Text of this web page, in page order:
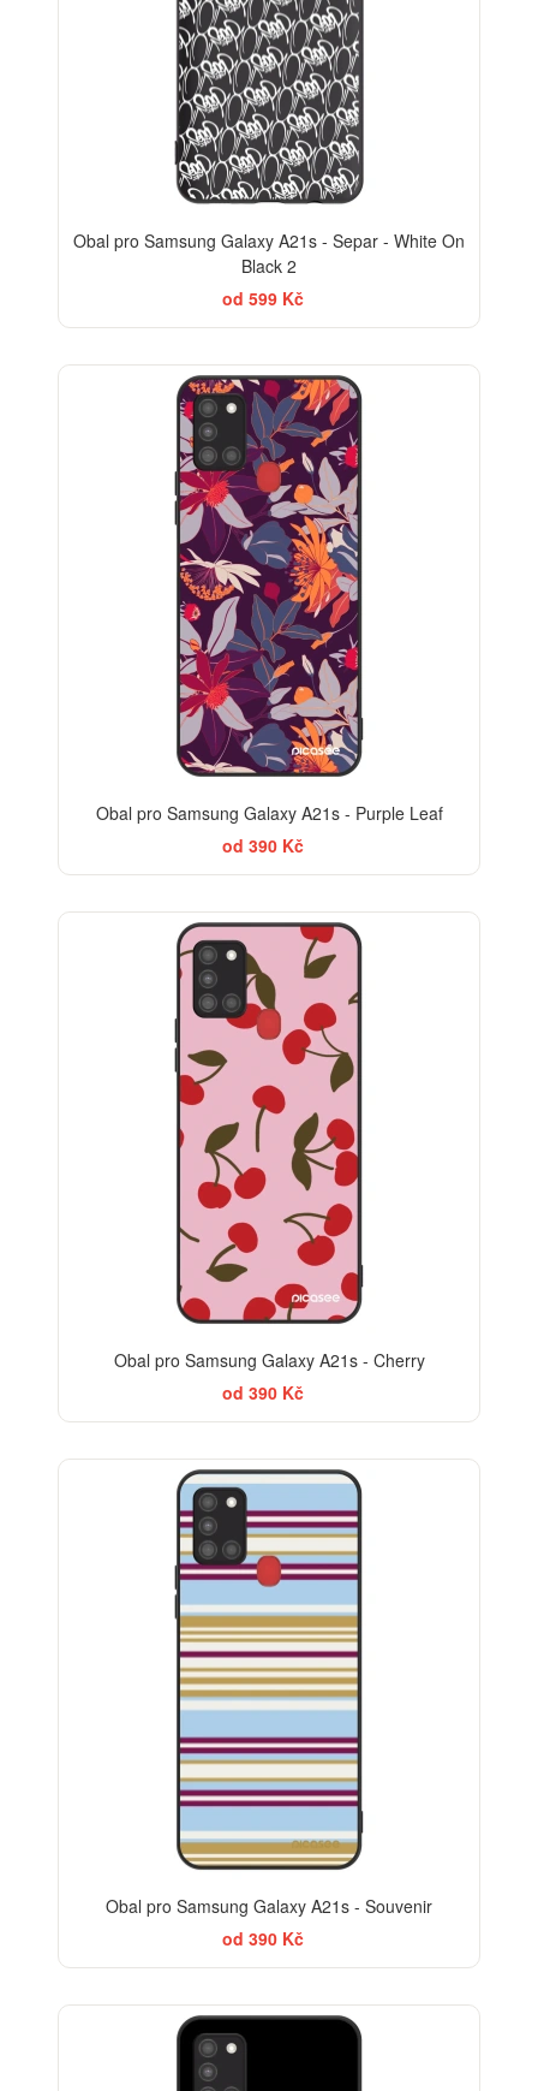
Obal pro Samsung Galaxy A21s - Separ - White On
Black 2
od 599 Kč
Obal pro Samsung Galaxy A21s - Purple Leaf
od 390 Kč
Obal pro Samsung Galaxy A21s - Cherry
od 390 Kč
Obal pro Samsung Galaxy A21s - Souvenir
od 390 Kč